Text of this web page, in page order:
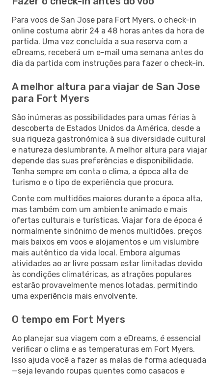
Para voos de San Jose para Fort Myers, o check-in
online costuma abrir 24 a 48 horas antes da hora de
partida. Uma vez concluída a sua reserva com a
eDreams, receberá um e-mail uma semana antes do
dia da partida com instruções para fazer o check-in.
A melhor altura para viajar de San Jose
para Fort Myers
São inúmeras as possibilidades para umas férias à
descoberta de Estados Unidos da América, desde a
sua riqueza gastronómica à sua diversidade cultural
e natureza deslumbrante. A melhor altura para viajar
depende das suas preferências e disponibilidade.
Tenha sempre em conta o clima, a época alta de
turismo e o tipo de experiência que procura.
Conte com multidões maiores durante a época alta,
mas também com um ambiente animado e mais
ofertas culturais e turísticas. Viajar fora de época é
normalmente sinónimo de menos multidões, preços
mais baixos em voos e alojamentos e um vislumbre
mais autêntico da vida local. Embora algumas
atividades ao ar livre possam estar limitadas devido
às condições climatéricas, as atrações populares
estarão provavelmente menos lotadas, permitindo
uma experiência mais envolvente.
O tempo em Fort Myers
Ao planejar sua viagem com a eDreams, é essencial
verificar o clima e as temperaturas em Fort Myers.
Isso ajuda você a fazer as malas de forma adequada
—seja levando roupas quentes como casacos e